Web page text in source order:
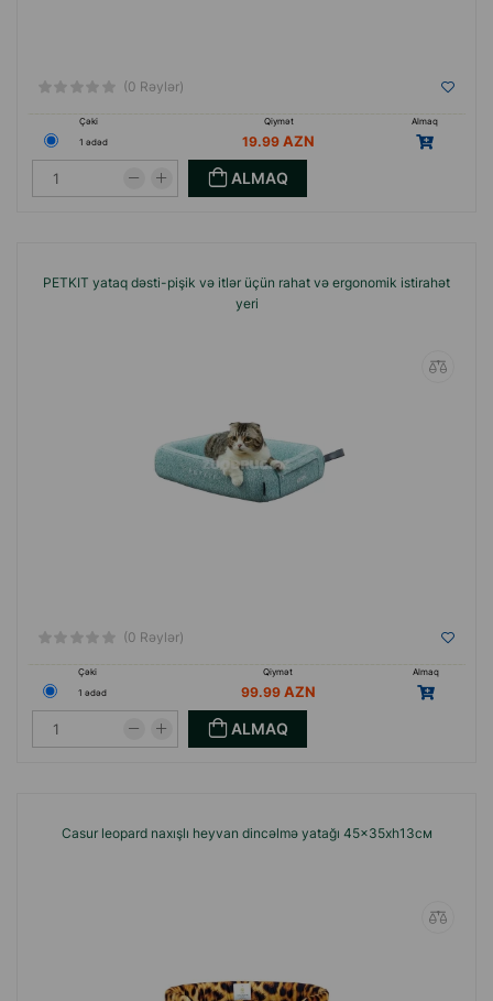
(0 Rəylər)
Çəki Qiymət
Almaq
1 ədəd
19.99
ALMAQ
PETKIT yataq dəsti-pişik və itlər üçün rahat və ergonomik istirahət
yeri
(0 Rəylər)
Çəki Qiymət
Almaq
1 ədəd
99.99
ALMAQ
Casur leopard naxışlı heyvan dincəlmə yatağı 45x35xh13см